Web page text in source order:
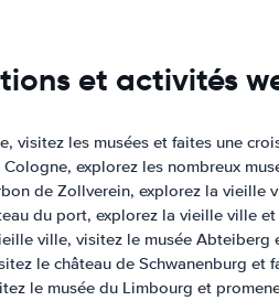
et activités
visitez les musées et faites une
explorez les nombreux
de Zollverein, explorez la vieille
du port, explorez la vieille ville
ville, visitez le musée Abteiberg
le château de Schwanenburg et
le musée du Limbourg et